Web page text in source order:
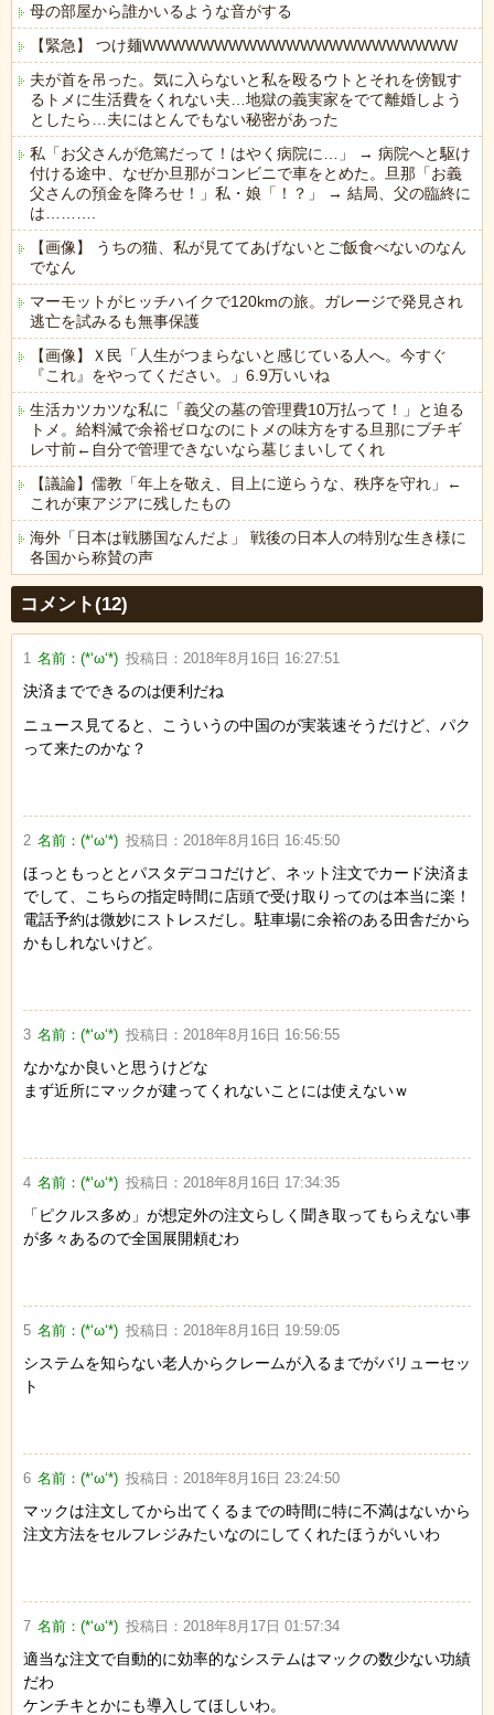
母の部屋から誰かいるような音がする
【緊急】 つけ麺WWWWWWWWWWWWWWWWWWWWWW
夫が首を吊った。気に入らないと私を殴るウトとそれを傍観す
るトメに生活費をくれない夫…地獄の義実家をでて離婚しよう
としたら…夫にはとんでもない秘密があった
私「お父さんが危篤だって！はやく病院に…」 → 病院へと駆け
付ける途中、なぜか旦那がコンビニで車をとめた。旦那「お義
父さんの預金を降ろせ！」私・娘「！？」 → 結局、父の臨終に
は……….
【画像】 うちの猫、私が見ててあげないとご飯食べないのなん
でなん
マーモットがヒッチハイクで120kmの旅。ガレージで発見され
逃亡を試みるも無事保護
【画像】Ｘ民「人生がつまらないと感じている人へ。今すぐ
『これ』をやってください。」6.9万いいね
生活カツカツな私に「義父の墓の管理費10万払って！」と迫る
トメ。給料減で余裕ゼロなのにトメの味方をする旦那にブチギ
レ寸前←自分で管理できないなら墓じまいしてくれ
【議論】儒教「年上を敬え、目上に逆らうな、秩序を守れ」←
これが東アジアに残したもの
海外「日本は戦勝国なんだよ」 戦後の日本人の特別な生き様に
各国から称賛の声
Powered by livedoor 相互RSS
コメント(12)
1 名前：(*‘ω‘*) 投稿日： 2018年8月16日 16:27:51
決済までできるのは便利だね
ニュース見てると、こういうの中国のが実装速そうだけど、パク
って来たのかな？
2 名前：(*‘ω‘*) 投稿日： 2018年8月16日 16:45:50
ほっともっととパスタデココだけど、ネット注文でカード決済ま
でして、こちらの指定時間に店頭で受け取りってのは本当に楽！
電話予約は微妙にストレスだし。駐車場に余裕のある田舎だから
かもしれないけど。
3 名前：(*‘ω‘*) 投稿日： 2018年8月16日 16:56:55
なかなか良いと思うけどな
まず近所にマックが建ってくれないことには使えないｗ
4 名前：(*‘ω‘*) 投稿日： 2018年8月16日 17:34:35
「ピクルス多め」が想定外の注文らしく聞き取ってもらえない事
が多々あるので全国展開頼むわ
5 名前：(*‘ω‘*) 投稿日： 2018年8月16日 19:59:05
システムを知らない老人からクレームが入るまでがバリューセッ
ト
6 名前：(*‘ω‘*) 投稿日： 2018年8月16日 23:24:50
マックは注文してから出てくるまでの時間に特に不満はないから
注文方法をセルフレジみたいなのにしてくれたほうがいいわ
7 名前：(*‘ω‘*) 投稿日： 2018年8月17日 01:57:34
適当な注文で自動的に効率的なシステムはマックの数少ない功績
だわ
ケンチキとかにも導入してほしいわ。